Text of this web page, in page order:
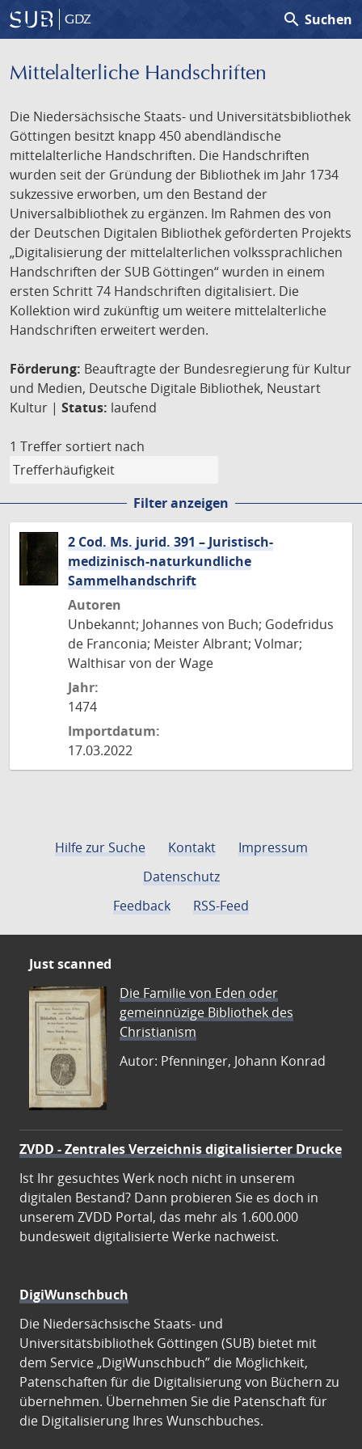
GDZ search Suchen
Mittelalterliche Handschriften
Die Niedersächsische Staats- und Universitätsbibliothek
Göttingen besitzt knapp 450 abendländische
mittelalterliche Handschriften. Die Handschriften
wurden seit der Gründung der Bibliothek im Jahr 1734
sukzessive erworben, um den Bestand der
Universalbibliothek zu ergänzen. Im Rahmen des von
der Deutschen Digitalen Bibliothek geförderten Projekts
„Digitalisierung der mittelalterlichen volkssprachlichen
Handschriften der SUB Göttingen“ wurden in einem
ersten Schritt 74 Handschriften digitalisiert. Die
Kollektion wird zukünftig um weitere mittelalterliche
Handschriften erweitert werden.
Förderung: Beauftragte der Bundesregierung für Kultur
und Medien, Deutsche Digitale Bibliothek, Neustart
Kultur | Status: laufend
1 Treffer sortiert nach
Filter anzeigen
2 Cod. Ms. jurid. 391 – Juristisch-
medizinisch-naturkundliche
Sammelhandschrift
Autoren
Unbekannt; Johannes von Buch; Godefridus
de Franconia; Meister Albrant; Volmar;
Walthisar von der Wage
Jahr:
1474
Importdatum:
17.03.2022
Hilfe zur Suche Kontakt
Impressum
Datenschutz
Feedback
RSS-Feed
Just scanned
Die Familie von Eden oder
gemeinnüzige Bibliothek des
Christianism
Autor: Pfenninger, Johann Konrad
ZVDD - Zentrales Verzeichnis digitalisierter Drucke
Ist Ihr gesuchtes Werk noch nicht in unserem
digitalen Bestand? Dann probieren Sie es doch in
unserem ZVDD Portal, das mehr als 1.600.000
bundesweit digitalisierte Werke nachweist.
DigiWunschbuch
Die Niedersächsische Staats- und
Universitätsbibliothek Göttingen (SUB) bietet mit
dem Service „DigiWunschbuch” die Möglichkeit,
Patenschaften für die Digitalisierung von Büchern zu
übernehmen. Übernehmen Sie die Patenschaft für
die Digitalisierung Ihres Wunschbuches.